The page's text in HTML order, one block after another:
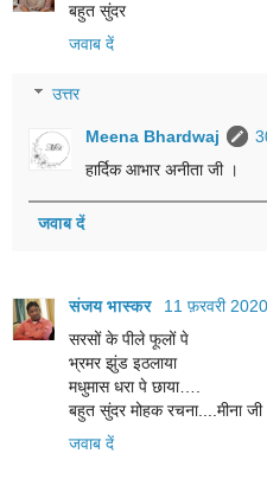
बहुत सुंदर
जवाब दें
उत्तर
Meena Bhardwaj
हार्दिक आभार अनीता जी ।
जवाब दें
संजय भास्‍कर
11 फ़रवरी
सरसों के पीले फूलों पे
भ्रमर झुंड इठलाया
मधुमास धरा पे छाया….
बहुत सुंदर मोहक रचना....मीना
जवाब दें